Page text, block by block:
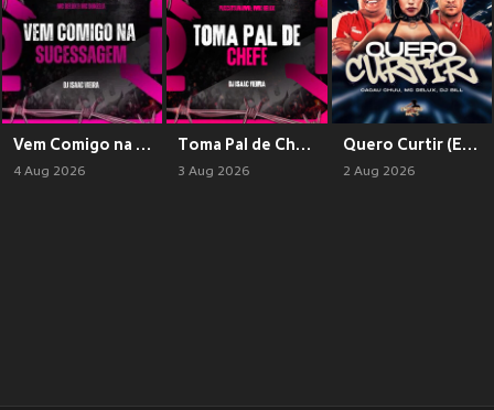
Vem Comigo na Sucessagem (Explicit)
4 Aug 2026
Toma Pal de Chefe (Explicit)
3 Aug 2026
Quero Curtir (Explicit)
2 Aug 2026